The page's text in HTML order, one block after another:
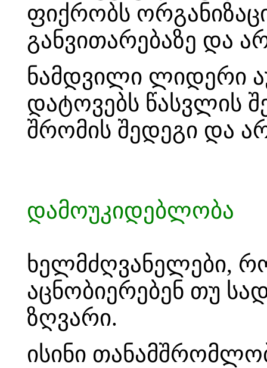
ფიქრობს
განვითარებაზე და
ნამდვილი ლიდერი
დატოვებს წასვლის
შრომის შედეგი და
დამოუკიდებლობა
ხელმძღვანელები,
აცნობიერებენ თუ
ზღვარი.
ისინი